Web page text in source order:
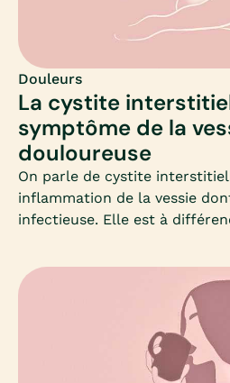
génital et il peut aussi
Douleurs
La cystite
symptôme de la
douloureuse
On parle de cystite
inflammation de la vessie
infectieuse. Elle est à
de l’abdomen ou dans le
vessie à l’aide d’un tube
(cystoscopie) est nécessaire
diagnostic, souvent
vessie. Si la cystite